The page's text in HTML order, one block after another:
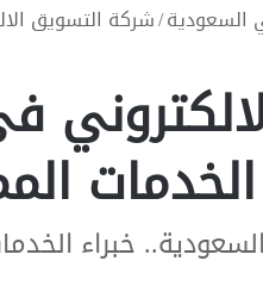
السعودية/شركة التسويق
خبراء